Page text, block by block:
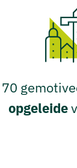
70
opgeleide